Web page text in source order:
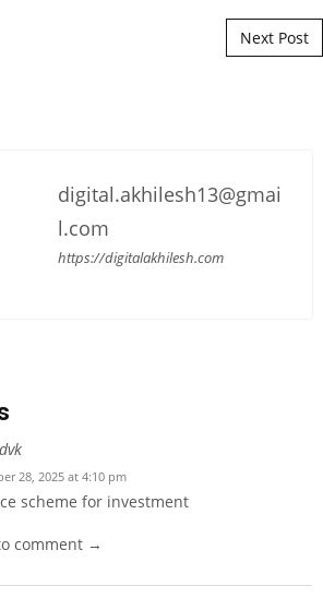
Next Post
digital.akhilesh13@gmai
l.com
https://digitalakhilesh.com
28, 2025 at 4:10 pm
scheme for investment
comment →